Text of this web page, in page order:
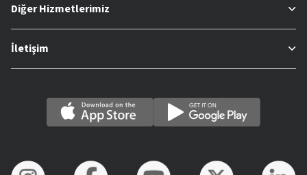
Diğer Hizmetlerimiz
İletişim